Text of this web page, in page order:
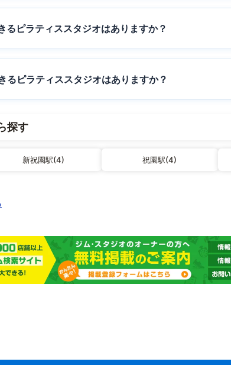
るピラティススタジオはありますか？
るピラティススタジオはありますか？
探す
新祝園駅(4) 祝園駅(4)